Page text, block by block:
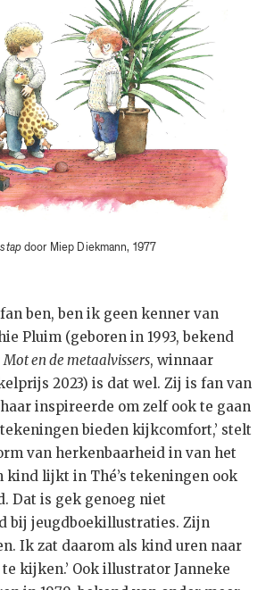
door Miep Diekmann, 1977
ben, ben ik geen kenner van
Pluim (geboren in 1993, bekend
Mot en de metaalvissers, winnaar
2023) is dat wel. Zij is fan van
inspireerde om zelf ook te gaan
tekeningen bieden kijkcomfort,’ stelt
van herkenbaarheid in van het
kind lijkt in Thé’s tekeningen ook
Dat is gek genoeg niet
bij jeugdboekillustraties. Zijn
Ik zat daarom als kind uren naar
kijken.’ Ook illustrator Janneke